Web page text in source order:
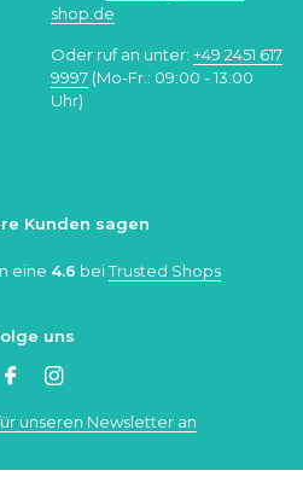
shop.de
Oder ruf an unter: +49 2451 617
9997 (Mo-Fr.: 09:00 - 13:00
Uhr)
Kunden sagen
eine 4.6 beiTrusted Shops
uns
unseren Newsletter an